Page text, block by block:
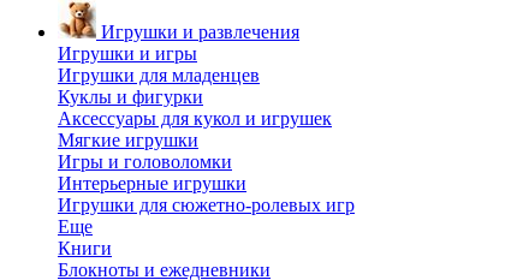
Игрушки и развлечения
Игрушки и игры
Игрушки для младенцев
Куклы и фигурки
Аксессуары для кукол и игрушек
Мягкие игрушки
Игры и головоломки
Интерьерные игрушки
Игрушки для сюжетно-ролевых игр
Еще
Книги
Блокноты и ежедневники